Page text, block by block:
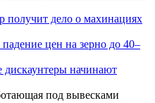
получит дело о махинациях
цен на зерно до 40–
дискаунтеры начинают
под вывесками